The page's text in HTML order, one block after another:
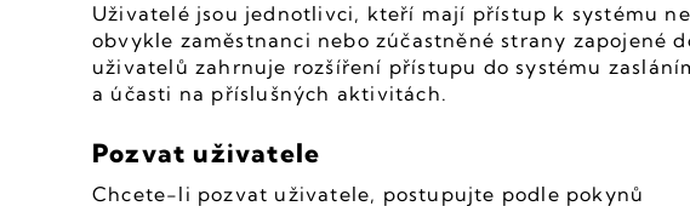
Uživatelé jsou jednotlivci, kteří mají přístup k systému
obvykle zaměstnanci nebo zúčastněné strany zapojené
uživatelů zahrnuje rozšíření přístupu do systému
a účasti na příslušných aktivitách.
Pozvat uživatele
Chcete-li pozvat uživatele, postupujte podle pokynů